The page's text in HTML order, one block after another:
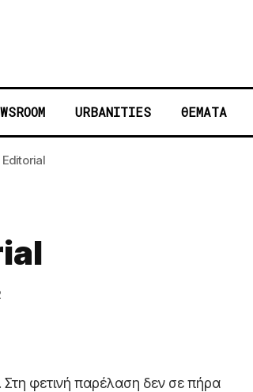
URBANITIES ΘΕΜΑΤΑ
Editorial
Στη φετινή παρέλαση δεν σε πήρα